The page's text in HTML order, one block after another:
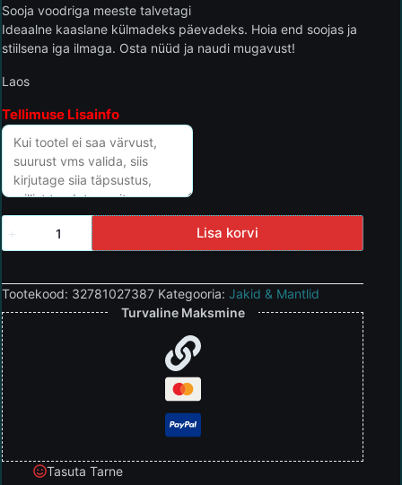
Sooja voodriga meeste talvetagi
Ideaalne kaaslane külmadeks päevadeks. Hoia end soojas ja
stiilsena iga ilmaga. Osta nüüd ja naudi mugavust!
Laos
Tellimuse Lisainfo
Lisa korvi
Tootekood: 32781027387 Kategooria: Jakid & Mantlid
Turvaline Maksmine
Tasuta Tarne